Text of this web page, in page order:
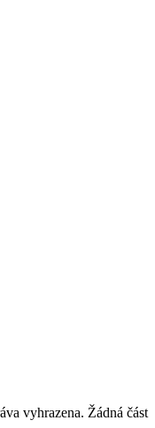
vyhrazena. Žádná část